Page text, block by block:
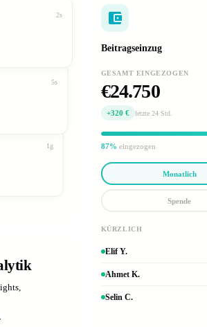
2s
5s
1g
Beitragseinzug
GESAMT EINGEZOGEN
€24.750
+320 € letzte 24 Std.
87% eingezogen
Monatlich
Spende
KÜRZLICH
Elif Y.
Ahmet K.
Selin C.